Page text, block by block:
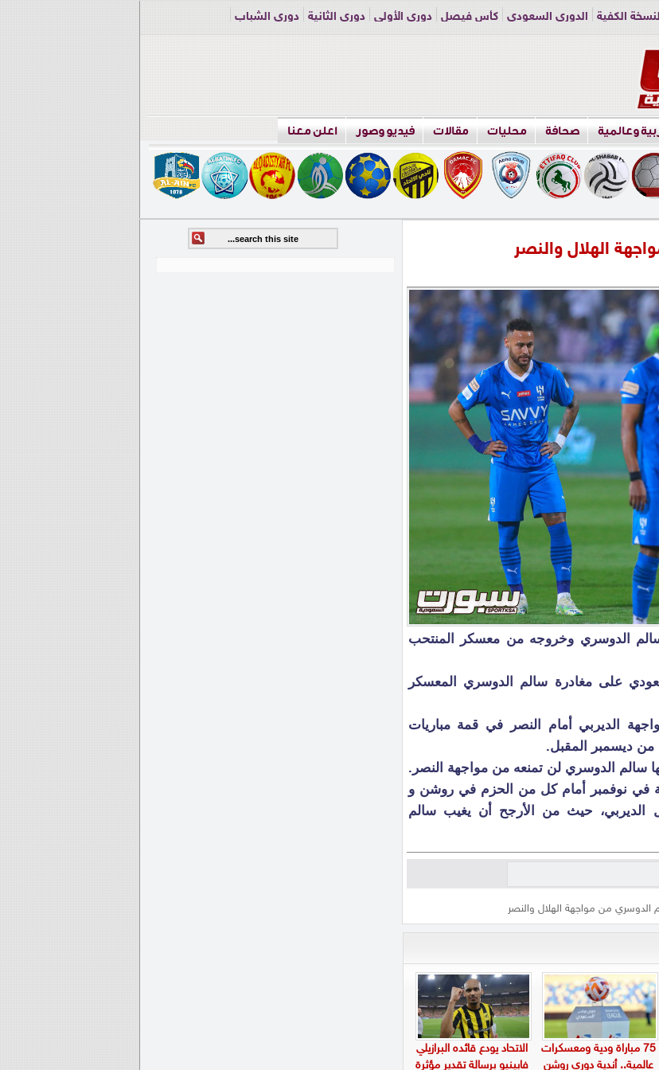
الكفية الدوري السعودي كأس فيصل دوري الأولى دوري الثانية
دوري الشباب
وعالمية صحافة محليات مقالات فيديو وصور اعلن معنا
الهلال والنصر
الدوسري وخروجه من معسكر المنتحب
على مغادرة سالم الدوسري المعسكر
الديربي أمام النصر في قمة مباريات
سالم الدوسري لن تمنعه من مواجهة النصر.
في نوفمبر أمام كل من الحزم في روشن و
الديربي، حيث من الأرجح أن يغيب سالم
من مواجهة الهلال والنصر
75 مباراة ودية ومعسكرات
عالمية.. أندية دوري روشن
الاتحاد يودع قائده البرازيلي
فابينيو برسالة تقدير مؤثرة